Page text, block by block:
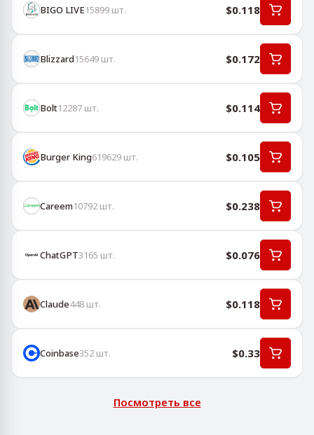
BIGO LIVE15899 шт. $0.118
Blizzard15649 шт. $0.172
Bolt12287 шт. $0.114
Burger King619629 шт. $0.105
Careem10792 шт. $0.238
ChatGPT3165 шт. $0.076
Claude448 шт. $0.118
Coinbase352 шт. $0.33
Посмотреть все